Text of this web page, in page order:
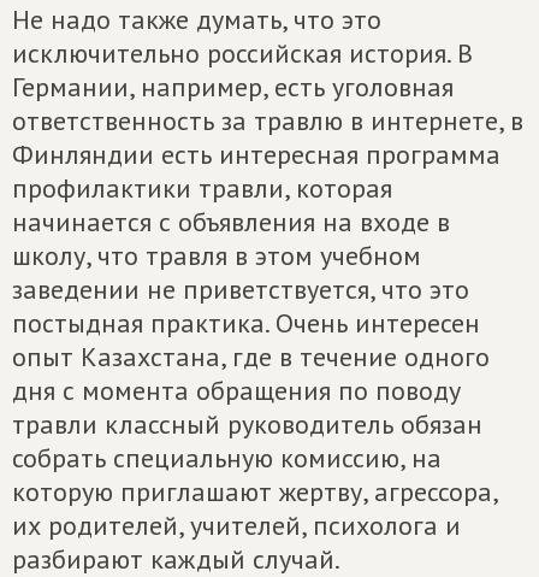
Не надо также думать, что это
исключительно российская история. В
Германии, например, есть уголовная
ответственность за травлю в интернете, в
Финляндии есть интересная программа
профилактики травли, которая
начинается с объявления на входе в
школу, что травля в этом учебном
заведении не приветствуется, что это
постыдная практика. Очень интересен
опыт Казахстана, где в течение одного
дня с момента обращения по поводу
травли классный руководитель обязан
собрать специальную комиссию, на
которую приглашают жертву, агрессора,
их родителей, учителей, психолога и
разбирают каждый случай.